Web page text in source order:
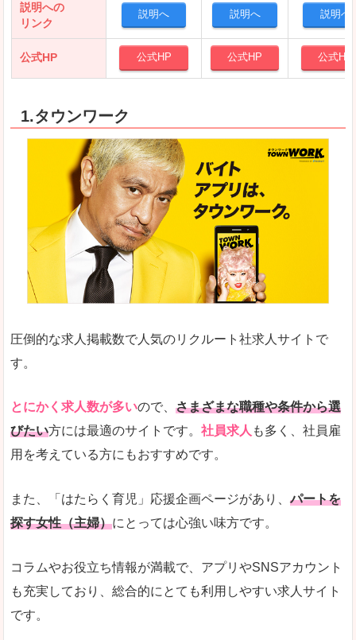
説明への
リンク
説明へ 説明へ 説明へ
公式HP 公式HP 公式HP 公式HP
1.タウンワーク
圧倒的な求人掲載数で人気のリクルート社求人サイトで
す。
とにかく求人数が多いので、 さまざまな職種や条件から選
びたい方には最適のサイトです。 社員求人 も多く、社員雇
用を考えている方にもおすすめです。
また、「はたらく育児」応援企画ページがあり、パートを
探す女性（主婦）にとっては心強い味方です。
コラムやお役立ち情報が満載で、アプリやSNSアカウント
も充実しており、総合的にとても利用しやすい求人サイト
です。